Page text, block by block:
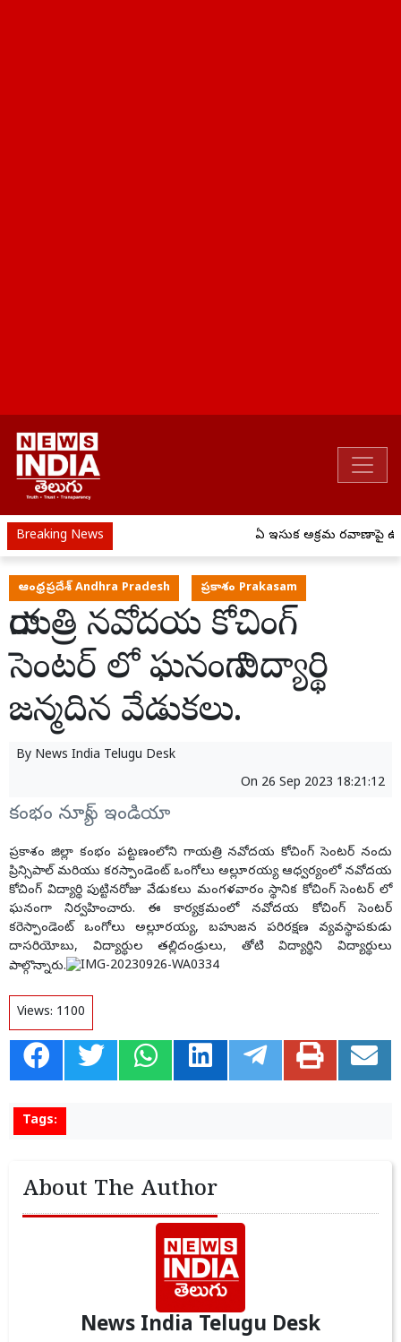
Breaking News ఏపీ ఇసుక అక్రమ రవాణాపై
ఆంధ్రప్రదేశ్ Andhra Pradesh ప్రకాశం Prakasam
గాయత్రి నవోదయ కోచింగ్
సెంటర్ లో ఘనంగా విద్యార్థి
జన్మదిన వేడుకలు.
By News India Telugu Desk
On 26 Sep 2023 18:21:12
కంభం న్యూస్ ఇండియా
ప్రకాశం జిల్లా కంభం పట్టణంలోని గాయత్రి నవోదయ కోచింగ్ సెంటర్ నందు
ప్రిన్సిపాల్ మరియు కరస్పాండెంట్ ఒంగోలు అల్లూరయ్య ఆధ్వర్యంలో నవోదయ
కోచింగ్ విద్యార్థి పుట్టినరోజు వేడుకలు మంగళవారం స్థానిక కోచింగ్ సెంటర్ లో
ఘనంగా నిర్వహించారు. ఈ కార్యక్రమంలో నవోదయ కోచింగ్ సెంటర్
కరెస్పాండెంట్ ఒంగోలు అల్లూరయ్య, బహుజన పరిరక్షణ వ్యవస్థాపకుడు
దాసరియోబు, విద్యార్థుల తల్లిదండ్రులు, తోటి విద్యార్థిని విద్యార్థులు
పాల్గొన్నారు.
Views: 1100
Tags:
About The Author
News India Telugu Desk